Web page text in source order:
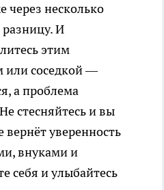
через несколько
И
этим
или соседкой —
а проблема
стесняйтесь и вы
уверенность
внуками и
себя и улыбайтесь